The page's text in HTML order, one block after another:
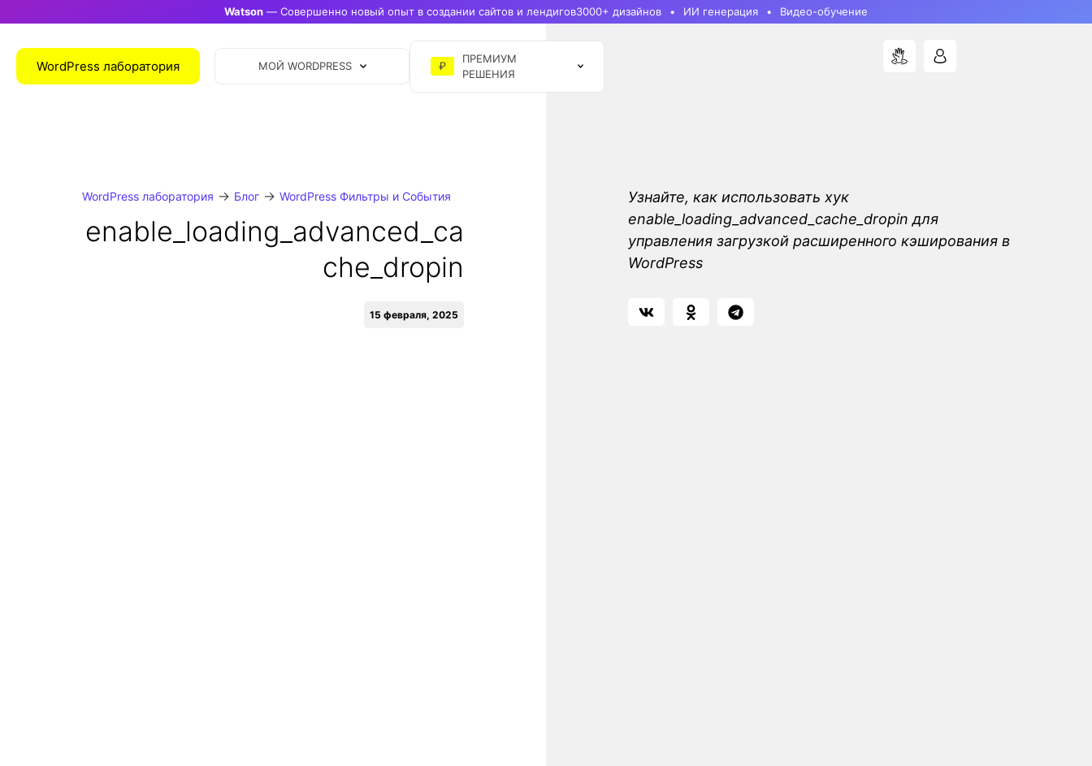
Watson — Совершенно новый опыт в создании сайтов и лендигов3000+ дизайнов ИИ генерация Видео-обучение
WordPress лаборатория МОЙ WORDPRESS ₽
ПРЕМИУМ
РЕШЕНИЯ
WordPress лаборатория → Блог→ WordPress Фильтры и События
enable_loading_advanced_ca
che_dropin
15 февраля, 2025
Узнайте, как использовать хук
enable_loading_advanced_cache_dropin для
управления загрузкой расширенного кэширования в
WordPress